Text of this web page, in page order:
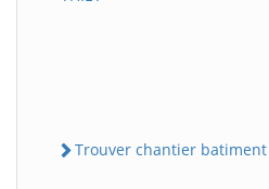
Trouver chantier batiment